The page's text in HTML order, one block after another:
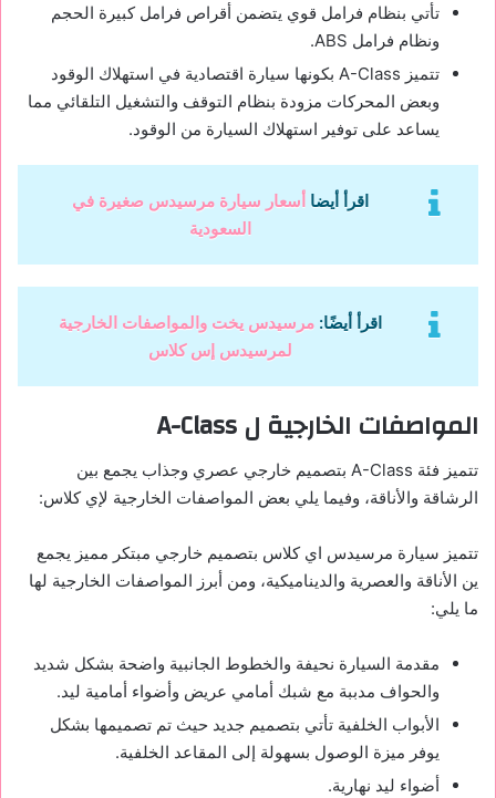
تأتي بنظام فرامل قوي يتضمن أقراص فرامل كبيرة الحجم
ونظام فرامل ABS.
تتميز A-Class بكونها سيارة اقتصادية في استهلاك الوقود
وبعض المحركات مزودة بنظام التوقف والتشغيل التلقائي مما
يساعد على توفير استهلاك السيارة من الوقود.
اقرأ أيضا أسعار سيارة مرسيدس صغيرة في
السعودية
اقرأ أيضًا: مرسيدس يخت والمواصفات الخارجية
لمرسيدس إس كلاس
المواصفات الخارجية ل A-Class
تتميز فئة A-Class بتصميم خارجي عصري وجذاب يجمع بين
الرشاقة والأناقة، وفيما يلي بعض المواصفات الخارجية لإي كلاس:
تتميز سيارة مرسيدس اي كلاس بتصميم خارجي مبتكر مميز يجمع
ين الأناقة والعصرية والديناميكية، ومن أبرز المواصفات الخارجية لها
ما يلي:
مقدمة السيارة نحيفة والخطوط الجانبية واضحة بشكل شديد
والحواف مدببة مع شبك أمامي عريض وأضواء أمامية ليد.
الأبواب الخلفية تأتي بتصميم جديد حيث تم تصميمها بشكل
يوفر ميزة الوصول بسهولة إلى المقاعد الخلفية.
أضواء ليد نهارية.